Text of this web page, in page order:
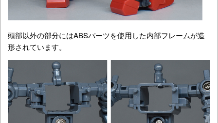
頭部以外の部分にはABSパーツを使用した内部フレームが造
形されています。